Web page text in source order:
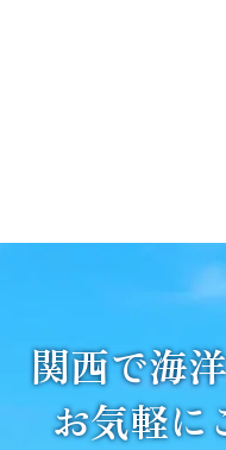
関西で海
お気軽に